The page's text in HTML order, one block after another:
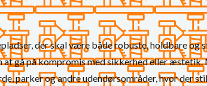
der skal være både robuste, holdbare
at gå på kompromis med sikkerhed eller
parker og andre udendørsområder, hvor der